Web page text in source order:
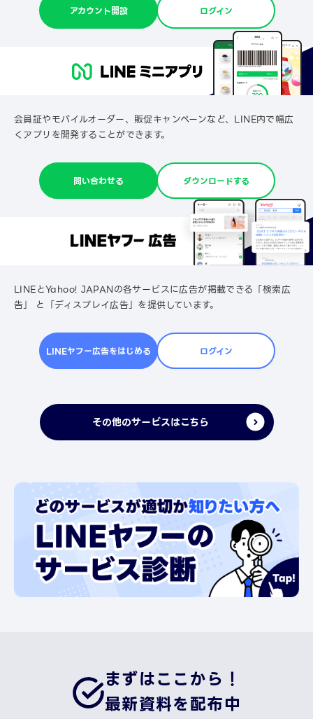
アカウント開設 ログイン
会員証やモバイルオーダー、販促キャンペーンなど、LINE内で幅広
くアプリを開発することができます。
問い合わせる ダウンロードする
LINEとYahoo! JAPANの各サービスに広告が掲載できる「検索広
告」 と「ディスプレイ広告」を提供しています。
LINEヤフー広告をはじめる ログイン
その他のサービスはこちら
まずはここから！
最新資料を配布中